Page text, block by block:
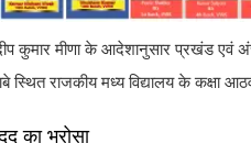
कुमार मीणा के आदेशानुसार प्रखंड एवं
स्थित राजकीय मध्य विद्यालय के कक्षा
का भरोसा